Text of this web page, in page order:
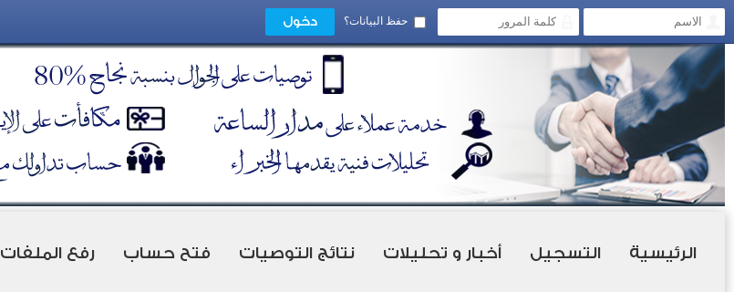
حفظ البيانات؟
الرئيسية التسجيل أخبار و تحليلات نتائج التوصيات فتح حساب رفع الملفات